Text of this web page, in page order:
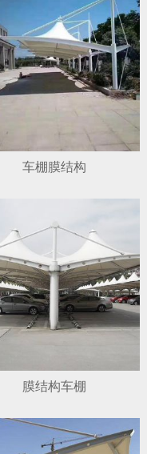
车棚膜结构
膜结构车棚